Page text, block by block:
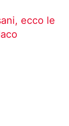
ecco le